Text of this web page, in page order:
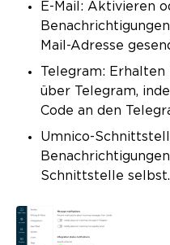
E-Mail: Aktivieren
Mail-Adresse
Telegram:
über Telegram,
Code an den
Umnico-
Schnittstelle selbst.